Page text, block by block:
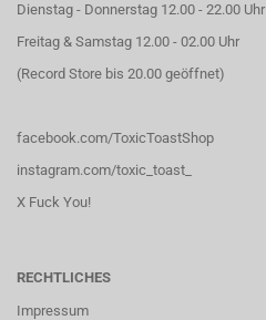
Dienstag - Donnerstag 12.00 - 22.00 Uhr
Freitag & Samstag 12.00 - 02.00 Uhr
(Record Store bis 20.00 geöffnet)
facebook.com/ToxicToastShop
instagram.com/toxic_toast_
X Fuck You!
RECHTLICHES
Impressum